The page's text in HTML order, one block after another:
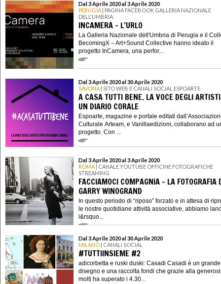
Dal 3 Aprile 2020 al 3 Aprile 2020
PERUGIA | PAGINA FACEBOOK GALLERIA NAZIONALE
DELL'UMBRIA
INCAMERA - L’URLO
La Galleria Nazionale dell'Umbria di Perugia e il
BecomingX – Art+Sound Collective hanno ideato il
progetto InCamera, una perfor...
Dal 3 Aprile 2020 al 30 Aprile 2020
SAVONA | SITO WEB E CANALI SOCIAL ESPOARTE
A CASA TUTTI BENE. LA VOCE DEGLI
UN DIARIO CORALE
Espoarte, magazine e portale editati
Culturale Arteam, e Vanillaedizioni, collaborano ad
progetto. Con ...
Dal 3 Aprile 2020 al 3 Aprile 2020
ROMA | CANALE YOUTUBE OFFICINE FOTOGRAFICHE
STREAMING
FACCIAMOCI COMPAGNIA - LA FOTOGRAFIA
GARRY WINOGRAND
In questo periodo di “riposo” forzato e in attesa di
le nostre quotidiane attività associative, abbiamo
l&rsquo...
Dal 3 Aprile 2020 al 30 Aprile 2020
MILANO | CANALI SOCIAL
#TUTTIINSIEME #2
adicorbetta e ruski duski: Casadi Casadi è un grande
disegno e una raccolta fondi che grazie alla
molti ha superato i 4.30...